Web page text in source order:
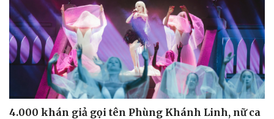
4.000 khán giả gọi tên Phùng Khánh Linh, nữ ca